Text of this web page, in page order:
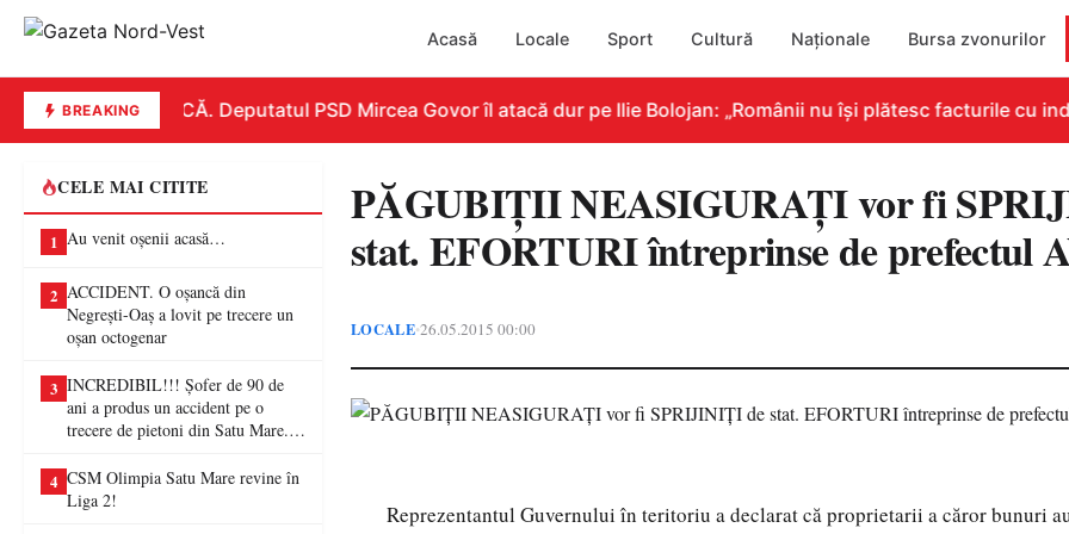
Acasă Locale Sport Cultură Naționale Bursa zvonurilor
BREAKINGREPLICĂ. Deputatul PSD Mircea Govor îl atacă dur pe Ilie Bolojan: „Românii nu își plătesc facturile cu
CELE MAI CITITE
1 Au venit oșenii acasă…
2 ACCIDENT. O oșancă din
Negrești-Oaș a lovit pe trecere un
oșan octogenar
3 INCREDIBIL!!! Șofer de 90 de
ani a produs un accident pe o
trecere de pietoni din Satu Mare. O
4 CSM Olimpia Satu Mare revine în
Liga 2!
PĂGUBIŢII NEASIGURAŢI vor fi
stat. EFORTURI întreprinse de prefectul
LOCALE•26.05.2015 00:00
Reprezentantul Guvernului în teritoriu a declarat că proprietarii a căror bunuri